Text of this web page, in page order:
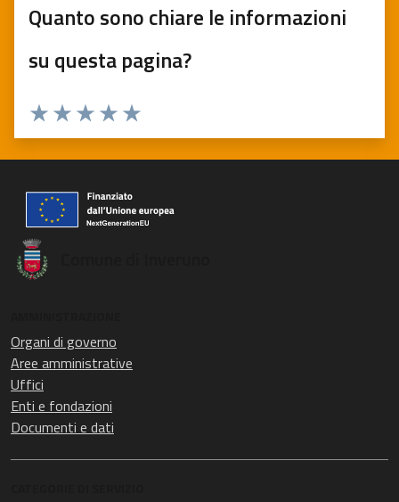
Quanto sono chiare le informazioni
su questa pagina?
Valuta 5 stelle su 5
Valuta 4 stelle su 5
Valuta 3 stelle su 5
Valuta 2 stelle su 5
Valuta 1 stelle su 5
Organi di governo
Aree amministrative
Uffici
Enti e fondazioni
Documenti e dati